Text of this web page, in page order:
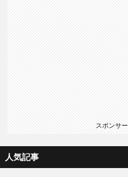
スポンサー
人気記事